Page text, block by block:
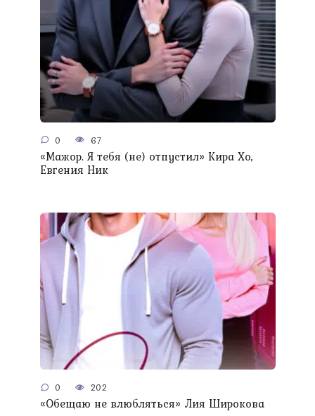
0 67
«Мажор. Я тебя (не) отпустил» Кира Хо,
Евгения Ник
0 202
«Обещаю не влюбляться» Лия Широкова